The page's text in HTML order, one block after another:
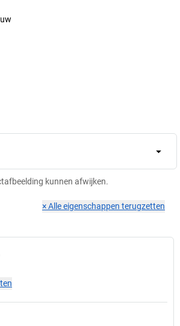
kunnen afwijken.
×Alle eigenschappen terugzetten